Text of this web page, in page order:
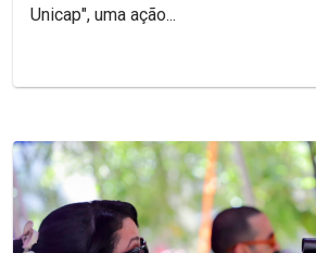
Unicap", uma ação...